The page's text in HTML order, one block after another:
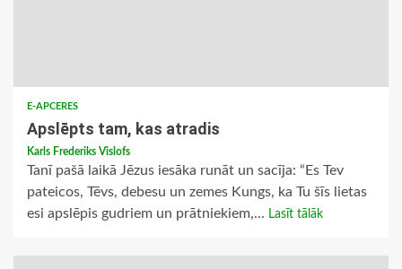
E-APCERES
Apslēpts tam, kas atradis
Karls Frederiks Vislofs
Tanī pašā laikā Jēzus iesāka runāt un sacīja: “Es Tev
pateicos, Tēvs, debesu un zemes Kungs, ka Tu šīs lietas
esi apslēpis gudriem un prātniekiem,... Lasīt tālāk